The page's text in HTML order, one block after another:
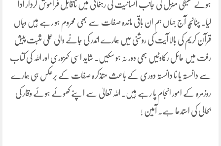
ہوئے حقیقی منزل کی جانب انسانیت کی رہنمائی میں ناقابل فراموش کردار ادا
کیا۔ چنانچہ آج جہاں ہم ان باقی ماندہ صفات سے بھی محروم ہو رہے ہیں وہاں
قرآن کریم کی بالا آیت کی روشنی میں ہمارے اندر کی جانے والی عملی مثبت پیش
رفت میں حائل رکاوٹیں بھی دور نہ ہو سکیں۔ شاید اسی کمزوری اور اللہ کی کتاب
سے دانستہ یا نا دانستہ دوری کے باعث متذکرہ صفات کے برعکس ہی ہمارے
روزمرہ کے امور انجام پا رہے ہیں۔ اللہ تعالیٰ سے اپنے کھوئے ہوئے وقار کی
بحالی کی استدعا ہے۔ آمین !